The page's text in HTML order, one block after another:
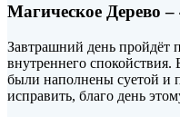
Магическое Дерево –
Завтрашний день пройдёт
внутреннего
были наполнены суетой и
исправить, благо день